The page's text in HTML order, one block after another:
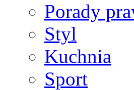
Porady
Styl
Kuchnia
Sport